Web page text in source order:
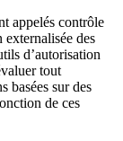
appelés contrôle
des
d’autorisation
tout
basées sur des
de ces